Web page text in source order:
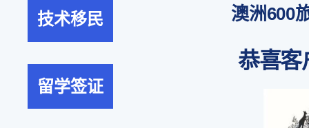
技术移民
留学签证
澳洲600
恭喜客